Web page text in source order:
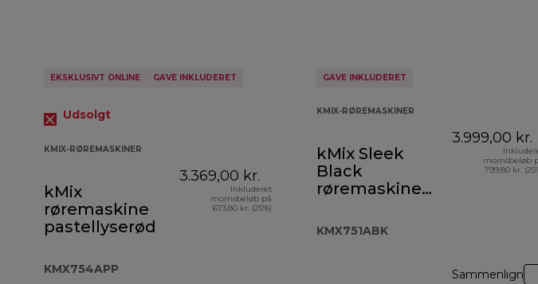
EKSKLUSIVT ONLINE GAVE INKLUDERET
Udsolgt
KMIX-RØREMASKINER
kMix
røremaskine
pastellyserød
KMX754APP
3.369,00 kr.
Inkluderet
momsbeløb på
673,80 kr. (25%)
GAVE INKLUDERET
KMIX-RØREMASKINER
kMix Sleek
Black
røremaskine
KMX751ABK
3.999,00 kr.
momsbeløb
799,80 kr.
Sammenlign